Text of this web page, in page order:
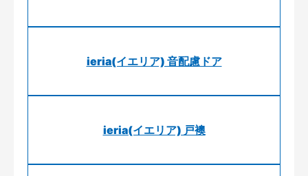
ieria(イエリア) 音配慮ドア
ieria(イエリア) 戸襖